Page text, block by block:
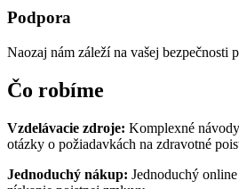
Podpora
Naozaj nám záleží na vašej bezpečnosti
Čo robíme
Vzdelávacie zdroje: Komplexné
otázky o požiadavkách na zdravotné
Jednoduchý nákup: Jednoduchý